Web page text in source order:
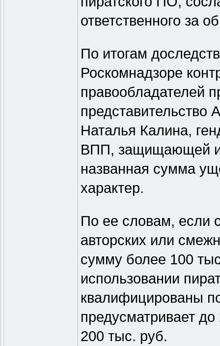
ответственного за
По итогам
Роскомнадзоре
правообладателей
представительство
Наталья Калина,
ВПП, защищающей
названная сумма
характер.
По ее словам, если
авторских или
сумму более 100
использовании
квалифицированы
предусматривает
200 тыс. руб.